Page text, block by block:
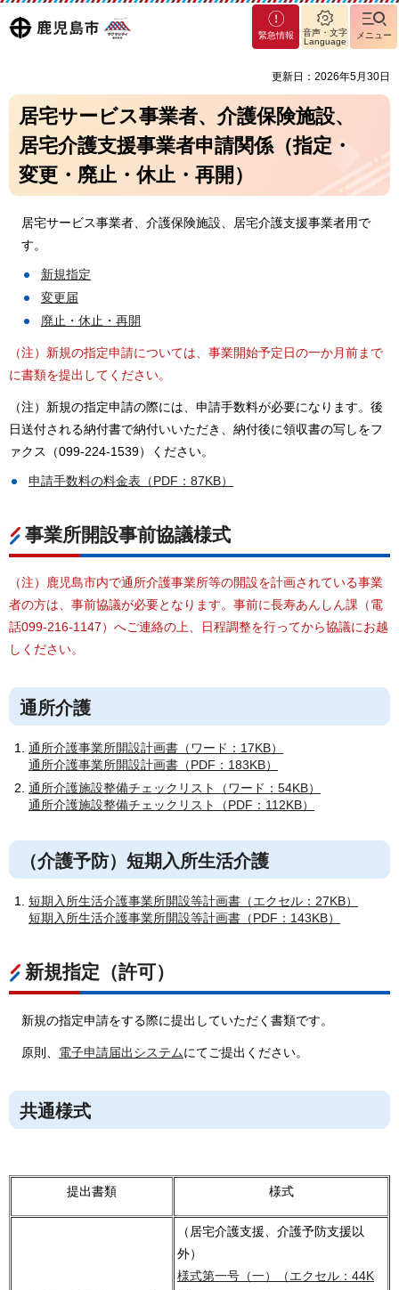
鹿児島
マグ
マシ
緊急情報
音声・文字
Language
メニュー
更新日：2026年5月30日
居宅サービス事業者、介護保険施設、
居宅介護支援事業者申請関係（指定・
変更・廃止・休止・再開）
居宅サービス事業者、介護保険施設、居宅介護支援事業者用で
す。
新規指定
変更届
廃止・休止・再開
（注）新規の指定申請については、事業開始予定日の一か月前まで
に書類を提出してください。
（注）新規の指定申請の際には、申請手数料が必要になります。後
日送付される納付書で納付いいただき、納付後に領収書の写しをフ
ァクス（099-224-1539）ください。
申請手数料の料金表（PDF：87KB）
事業所開設事前協議様式
（注）鹿児島市内で通所介護事業所等の開設を計画されている事業
者の方は、事前協議が必要となります。事前に長寿あんしん課（電
話099-216-1147）へご連絡の上、日程調整を行ってから協議にお越
しください。
通所介護
通所介護事業所開設計画書（ワード：17KB）
通所介護事業所開設計画書（PDF：183KB）
通所介護施設整備チェックリスト（ワード：54KB）
通所介護施設整備チェックリスト（PDF：112KB）
（介護予防）短期入所生活介護
短期入所生活介護事業所開設等計画書（エクセル：27KB）
短期入所生活介護事業所開設等計画書（PDF：143KB）
新規指定（許可）
新規の指定申請をする際に提出していただく書類です。
原則、 電子申請届出システムにてご提出ください。
共通様式
提出書類 様式
（居宅介護支援、介護予防支援以
外）
様式第一号（一）（エクセル：44K